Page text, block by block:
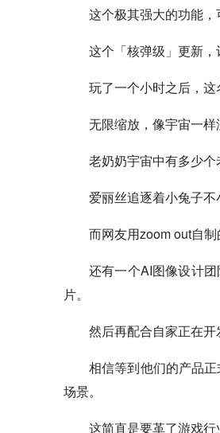
这个极其强大的功能
这个「核弹级」更新
玩了一个小时之后，
无限缩放，像宇宙一
老奶奶宇宙中有多少
爱丽丝追逐着小兔子不
而网友用zoom out自制
还有一个AI图像设计
片。
然后再配合自家正在开
相信等到他们的产品
场景。
这简直是要革了游戏行